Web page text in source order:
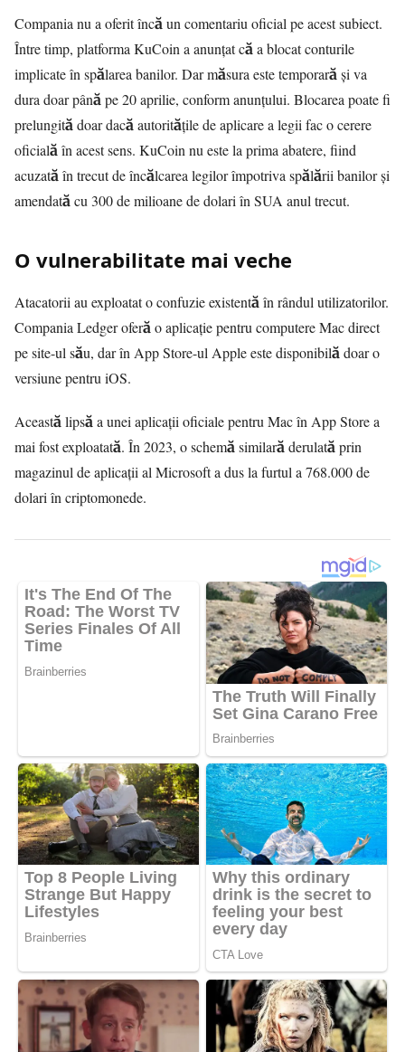
Compania nu a oferit încă un comentariu oficial pe acest subiect.
Între timp, platforma KuCoin a anunțat că a blocat conturile
implicate în spălarea banilor. Dar măsura este temporară și va
dura doar până pe 20 aprilie, conform anunțului. Blocarea poate fi
prelungită doar dacă autoritățile de aplicare a legii fac o cerere
oficială în acest sens. KuCoin nu este la prima abatere, fiind
acuzată în trecut de încălcarea legilor împotriva spălării banilor și
amendată cu 300 de milioane de dolari în SUA anul trecut.
O vulnerabilitate mai veche
Atacatorii au exploatat o confuzie existentă în rândul utilizatorilor.
Compania Ledger oferă o aplicație pentru computere Mac direct
pe site-ul său, dar în App Store-ul Apple este disponibilă doar o
versiune pentru iOS.
Această lipsă a unei aplicații oficiale pentru Mac în App Store a
mai fost exploatată. În 2023, o schemă similară derulată prin
magazinul de aplicații al Microsoft a dus la furtul a 768.000 de
dolari în criptomonede.